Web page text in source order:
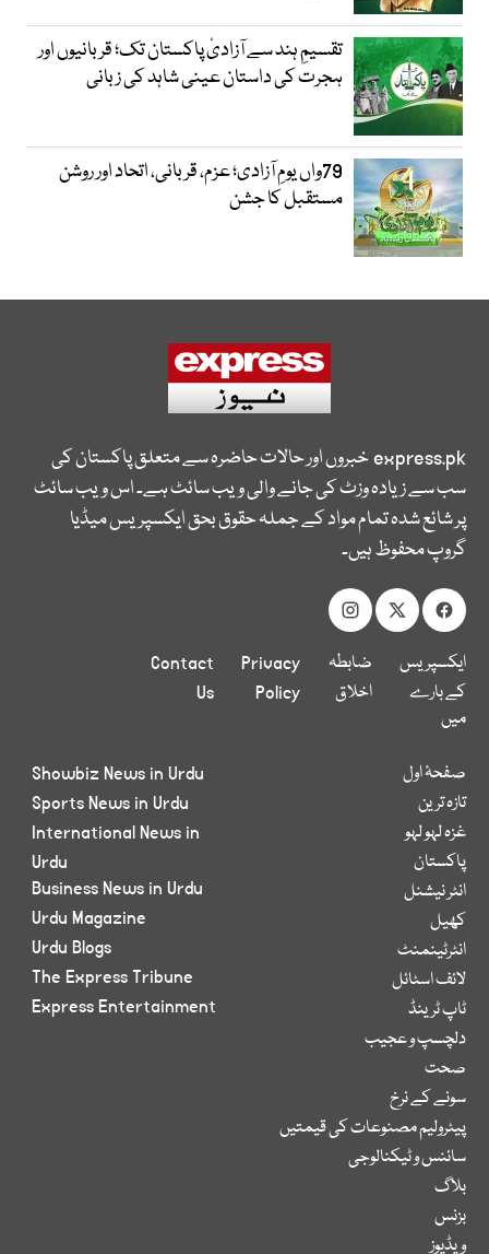
تقسیمِ ہند سے آزادیٔ پاکستان تک؛ قربانیوں اور
ہجرت کی داستان عینی شاہد کی زبانی
79واں یومِ آزادی؛ عزم، قربانی، اتحاد اور روشن
مستقبل کا جشن
express.pkخبروں اور حالات حاضرہ سے متعلق پاکستان کی
سب سے زیادہ وزٹ کی جانے والی ویب سائٹ ہے۔ اس ویب سائٹ
پر شائع شدہ تمام مواد کے جملہ حقوق بحق ایکسپریس میڈیا
گروپ محفوظ ہیں۔
ایکسپریس
کے بارے
میں
ضابطہ
اخلاق
Privacy
Policy
Contact
Us
صفحۂ اول
تازہ ترین
غزہ لہو لہو
پاکستان
انٹر نیشنل
کھیل
انٹرٹینمنٹ
لائف اسٹائل
ٹاپ ٹرینڈ
دلچسپ و عجیب
صحت
سونے کے نرخ
پیٹرولیم مصنوعات کی قیمتیں
سائنس و ٹیکنالوجی
بلاگ
بزنس
ویڈیوز
Showbiz News in Urdu
Sports News in Urdu
International News in
Urdu
Business News in Urdu
Urdu Magazine
Urdu Blogs
The Express Tribune
Express Entertainment